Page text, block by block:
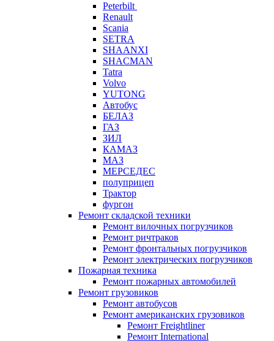
Peterbilt
Renault
Scania
SETRA
SHAANXI
SHACMAN
Tatra
Volvo
YUTONG
Автобус
БЕЛАЗ
ГАЗ
ЗИЛ
КАМАЗ
МАЗ
МЕРСЕДЕС
полуприцеп
Трактор
фургон
Ремонт складской техники
Ремонт вилочных погрузчиков
Ремонт ричтраков
Ремонт фронтальных погрузчиков
Ремонт электрических погрузчиков
Пожарная техника
Ремонт пожарных автомобилей
Ремонт грузовиков
Ремонт автобусов
Ремонт американских грузовиков
Ремонт Freightliner
Ремонт International